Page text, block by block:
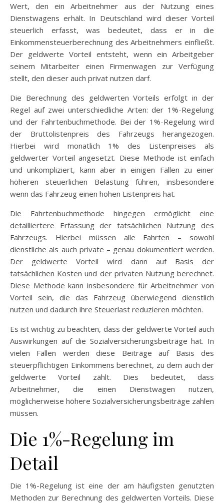
Wert, den ein Arbeitnehmer aus der Nutzung eines
Dienstwagens erhält. In Deutschland wird dieser Vorteil
steuerlich erfasst, was bedeutet, dass er in die
Einkommensteuerberechnung des Arbeitnehmers einfließt.
Der geldwerte Vorteil entsteht, wenn ein Arbeitgeber
seinem Mitarbeiter einen Firmenwagen zur Verfügung
stellt, den dieser auch privat nutzen darf.
Die Berechnung des geldwerten Vorteils erfolgt in der
Regel auf zwei unterschiedliche Arten: der 1%-Regelung
und der Fahrtenbuchmethode. Bei der 1%-Regelung wird
der Bruttolistenpreis des Fahrzeugs herangezogen.
Hierbei wird monatlich 1% des Listenpreises als
geldwerter Vorteil angesetzt. Diese Methode ist einfach
und unkompliziert, kann aber in einigen Fällen zu einer
höheren steuerlichen Belastung führen, insbesondere
wenn das Fahrzeug einen hohen Listenpreis hat.
Die Fahrtenbuchmethode hingegen ermöglicht eine
detailliertere Erfassung der tatsächlichen Nutzung des
Fahrzeugs. Hierbei müssen alle Fahrten – sowohl
dienstliche als auch private – genau dokumentiert werden.
Der geldwerte Vorteil wird dann auf Basis der
tatsächlichen Kosten und der privaten Nutzung berechnet.
Diese Methode kann insbesondere für Arbeitnehmer von
Vorteil sein, die das Fahrzeug überwiegend dienstlich
nutzen und dadurch ihre Steuerlast reduzieren möchten.
Es ist wichtig zu beachten, dass der geldwerte Vorteil auch
Auswirkungen auf die Sozialversicherungsbeiträge hat. In
vielen Fällen werden diese Beiträge auf Basis des
steuerpflichtigen Einkommens berechnet, zu dem auch der
geldwerte Vorteil zählt. Dies bedeutet, dass
Arbeitnehmer, die einen Dienstwagen nutzen,
möglicherweise höhere Sozialversicherungsbeiträge zahlen
müssen.
Die 1%-Regelung im
Detail
Die 1%-Regelung ist eine der am häufigsten genutzten
Methoden zur Berechnung des geldwerten Vorteils. Diese